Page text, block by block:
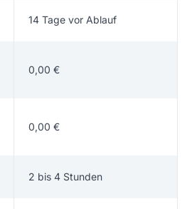
14 Tage vor Ablauf
0,00 €
0,00 €
2 bis 4 Stunden